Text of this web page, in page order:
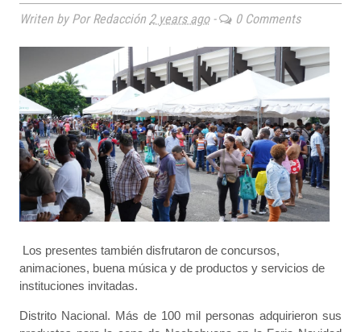
Writen by Por Redacción 2 years ago- 0 Comments
Los presentes también disfrutaron de concursos,
animaciones, buena música y de productos y servicios de
instituciones invitadas.
Distrito Nacional. Más de 100 mil personas adquirieron sus